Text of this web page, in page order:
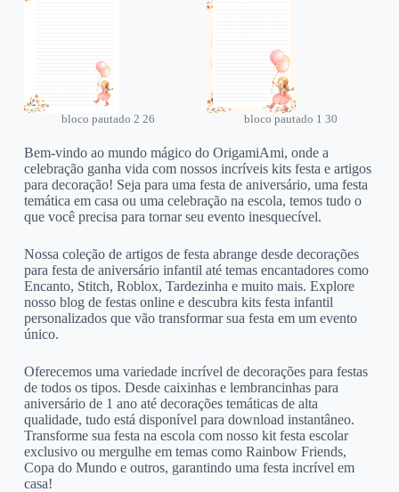
bloco pautado 2 26 bloco pautado 1 30
Bem-vindo ao mundo mágico do OrigamiAmi, onde a
celebração ganha vida com nossos incríveis kits festa e artigos
para decoração! Seja para uma festa de aniversário, uma festa
temática em casa ou uma celebração na escola, temos tudo o
que você precisa para tornar seu evento inesquecível.
Nossa coleção de artigos de festa abrange desde decorações
para festa de aniversário infantil até temas encantadores como
Encanto, Stitch, Roblox, Tardezinha e muito mais. Explore
nosso blog de festas online e descubra kits festa infantil
personalizados que vão transformar sua festa em um evento
único.
Oferecemos uma variedade incrível de decorações para festas
de todos os tipos. Desde caixinhas e lembrancinhas para
aniversário de 1 ano até decorações temáticas de alta
qualidade, tudo está disponível para download instantâneo.
Transforme sua festa na escola com nosso kit festa escolar
exclusivo ou mergulhe em temas como Rainbow Friends,
Copa do Mundo e outros, garantindo uma festa incrível em
casa!